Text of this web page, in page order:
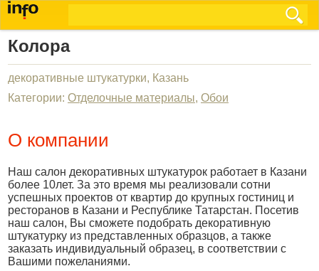
Колора
декоративные штукатурки, Казань
Категории: Отделочные материалы, Обои
О компании
Наш салон декоративных штукатурок работает в Казани
более 10лет. За это время мы реализовали сотни
успешных проектов от квартир до крупных гостиниц и
ресторанов в Казани и Республике Татарстан. Посетив
наш салон, Вы сможете подобрать декоративную
штукатурку из представленных образцов, а также
заказать индивидуальный образец, в соответствии с
Вашими пожеланиями.